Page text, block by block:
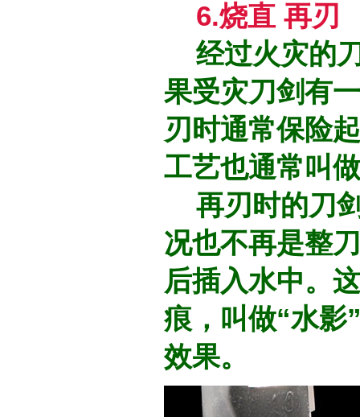
6.烧直 再刃
经过火灾的
果受灾刀剑有
刃时通常保险
工艺也通常叫
再刃时的刀
况也不再是整
后插入水中。
痕，叫做“水影
效果。